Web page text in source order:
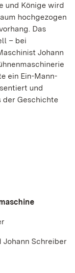
und Könige wird
hochgezogen
Das
– bei
Johann
ein Ein-Mann-
und
Geschichte
Johann Schreiber